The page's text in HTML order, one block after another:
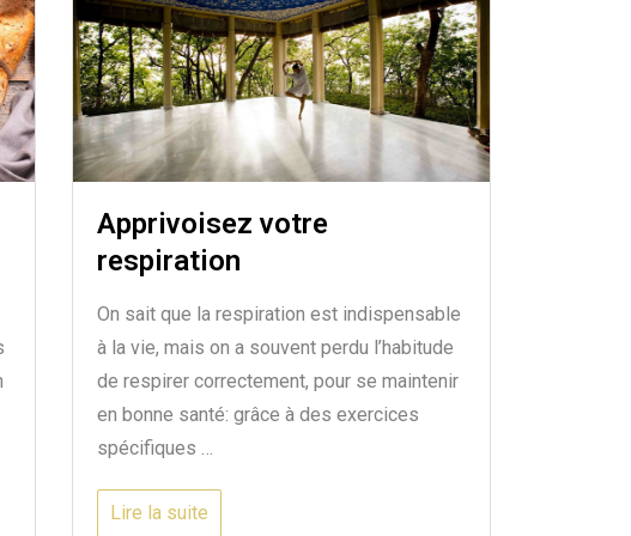
Apprivoisez votre
respiration
On sait que la respiration est indispensable
à la vie, mais on a souvent perdu l’habitude
en bonne santé: grâce à des exercices